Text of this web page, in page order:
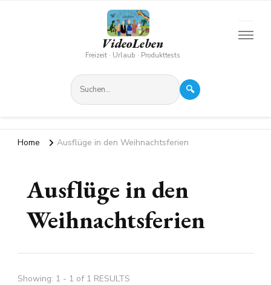
VideoLeben
Freizeit · Urlaub · Produkttests
🔍
Home Ausflüge in den Weihnachtsferien
Ausflüge in den
Weihnachtsferien
Showing: 1 - 1 of 1 RESULTS